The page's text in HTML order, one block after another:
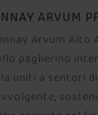
ARVUM
Arvum Alto
paglierino
uniti a sentori